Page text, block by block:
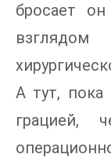
бросает
А тут,
грацией,